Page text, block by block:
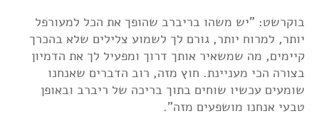
בוקרשט: "יש משהו בריברב שהופך את הכל למעורפל
יותר, למרוח יותר, גורם לך לשמוע צלילים שלא בהכרך
קיימים, מה שמשאיר אותך דרוך ומפעיל לך את הדמיון
בצורה הכי מעניינת. חוץ מזה, רוב הדברים שאנחנו
שומעים עכשיו שוחים בתוך בריכה של ריברב ובאופן
טבעי אנחנו מושפעים מזה".